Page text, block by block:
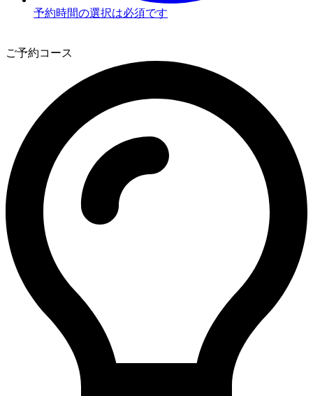
予約時間の選択は必須です
ご予約コース